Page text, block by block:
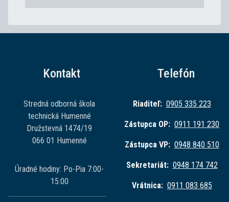
Kontakt
Stredná odborná škola
technická Humenné
Družstevná 1474/19
066 01 Humenné
Úradné hodiny: Po-Pia 7:00-
15:00
Telefón
Riaditeľ: 0905 335 223
Zástupca OP: 0911 191 230
Zástupca VP: 0948 840 510
Sekretariát: 0948 174 742
Vrátnica: 0911 083 685